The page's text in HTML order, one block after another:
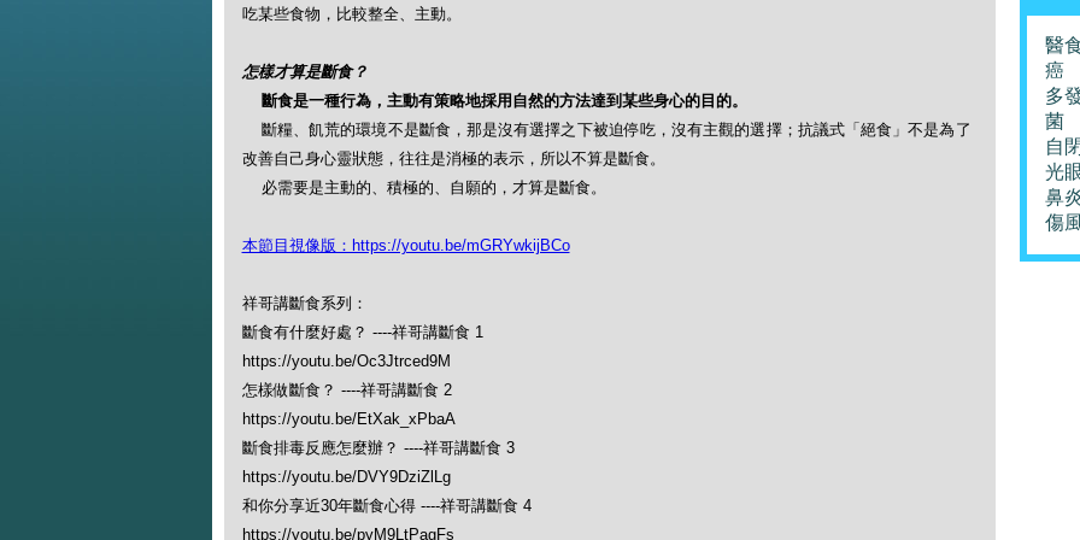
吃某些食物，比較整全、主動。
怎樣才算是斷食？
斷食是一種行為，主動有策略地採用自然的方法達到某些身心的目的。
斷糧、飢荒的環境不是斷食，那是沒有選擇之下被迫停吃，沒有主觀的選擇；抗議式「絕食」不是為了
改善自己身心靈狀態，往往是消極的表示，所以不算是斷食。
必需要是主動的、積極的、自願的，才算是斷食。
本節目視像版：https://youtu.be/mGRYwkijBCo
祥哥講斷食系列：
斷食有什麼好處？ ----祥哥講斷食 1
https://youtu.be/Oc3Jtrced9M
怎樣做斷食？ ----祥哥講斷食 2
https://youtu.be/EtXak_xPbaA
斷食排毒反應怎麼辦？ ----祥哥講斷食 3
https://youtu.be/DVY9DziZlLg
和你分享近30年斷食心得 ----祥哥講斷食 4
https://youtu.be/pyM9LtPagFs
醫
癌
多
菌
自
光
鼻
傷